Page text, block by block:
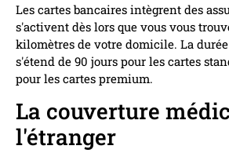
Les cartes bancaires intègrent des
s'activent dès lors que vous vous
kilomètres de votre domicile. La
s'étend de 90 jours pour les cartes
pour les cartes premium.
La couverture
l'étranger